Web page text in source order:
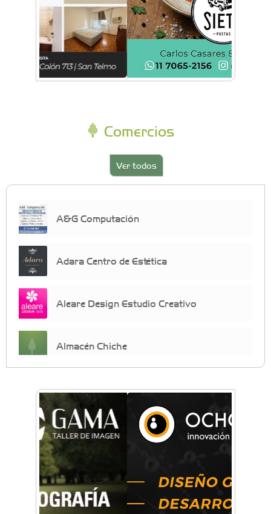
Comercios
Ver todos
A&G Computación
Adara Centro de Estética
Aleare Design Estudio Creativo
Almacén Chiche
crecimiento personal
Arq. Horacio Alejandro Sánchez
Artística ApasionArte